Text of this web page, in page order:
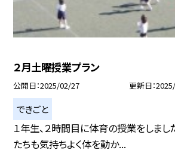
２月土曜授業プラン
公開日 2025/02/27 更新日
できごと
１年生、２時間目に体育の授業をしまし
たちも気持ちよく体を動か...